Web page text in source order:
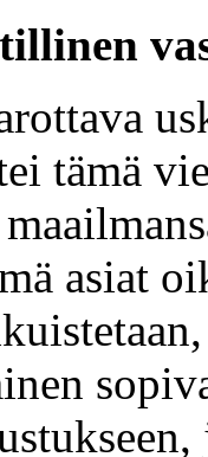
tämä
asiat